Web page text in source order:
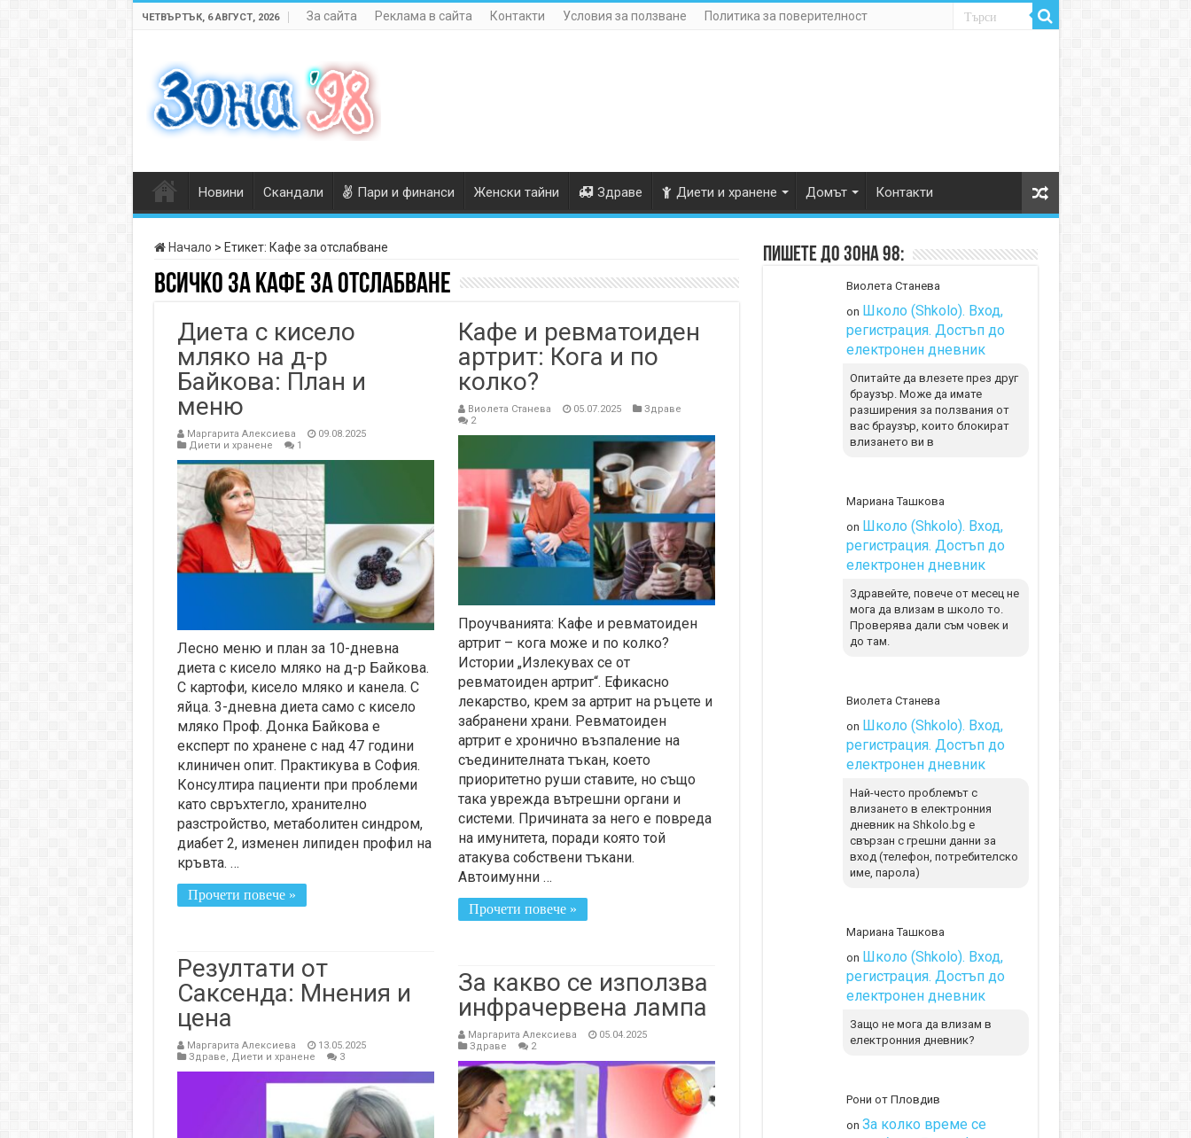
ЧЕТВЪРТЪК, 6 АВГУСТ, 2026 За сайта Реклама в сайта Контакти Условия за ползване Политика за поверителност
Новини Скандали Пари и финанси Женски тайни Здраве Диети и хранене Домът Контакти
Начало > Етикет: Кафе за отслабване
Всичко заКафе за отслабване
Диета с кисело
мляко на д-р
Байкова: План и
меню
Маргарита Алексиева
09.08.2025
Диети и хранене
1
Лесно меню и план за 10-дневна
диета с кисело мляко на д-р Байкова.
С картофи, кисело мляко и канела. С
яйца. 3-дневна диета само с кисело
мляко Проф. Донка Байкова е
експерт по хранене с над 47 години
клиничен опит. Практикува в София.
Консултира пациенти при проблеми
като свръхтегло, хранително
разстройство, метаболитен синдром,
диабет 2, изменен липиден профил на
кръвта. …
Прочети повече »
Кафе и ревматоиден
артрит: Кога и по
колко?
Виолета Станева 05.07.2025
Здраве
2
Проучванията: Кафе и ревматоиден
артрит – кога може и по колко?
Истории „Излекувах се от
ревматоиден артрит“. Ефикасно
лекарство, крем за артрит на ръцете и
забранени храни. Ревматоидeн
артрит e хронично възпаление на
съединителната тъкан, което
приоритетно руши ставите, но също
така уврежда вътрешни органи и
системи. Причината за него е повреда
на имунитета, поради която той
атакува собствени тъкани.
Автоимунни …
Прочети повече »
Резултати от
Саксенда: Мнения и
цена
Маргарита Алексиева
13.05.2025
Здраве, Диети и хранене 3
За какво се използва
инфрачервена лампа
Маргарита Алексиева
05.04.2025
Здраве
2
Пишете до Зона 98:
Виолета Станева
on Школо (Shkolo). Вход,
регистрация. Достъп до
електронен дневник
Опитайте да влезете през друг
браузър. Може да имате
разширения за ползвания от
вас браузър, които блокират
влизането ви в
Мариана Ташкова
on Школо (Shkolo). Вход,
регистрация. Достъп до
електронен дневник
Здравейте, повече от месец не
мога да влизам в школо то.
Проверява дали съм човек и
до там.
Виолета Станева
on Школо (Shkolo). Вход,
регистрация. Достъп до
електронен дневник
Най-често проблемът с
влизането в електронния
дневник на Shkolo.bg е
свързан с грешни данни за
вход (телефон, потребителско
име, парола)
Мариана Ташкова
on Школо (Shkolo). Вход,
регистрация. Достъп до
електронен дневник
Защо не мога да влизам в
електронния дневник?
Рони от Пловдив
on За колко време се